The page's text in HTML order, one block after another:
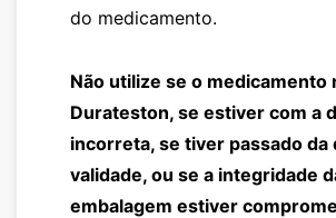
do medicamento.
Não utilize se o medicamento
Durateston, se estiver com a
incorreta, se tiver passado da
validade, ou se a integridade
embalagem estiver